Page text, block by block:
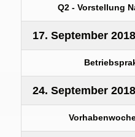
Q2 - Vorstellung
17. September 2018
24. September 2018